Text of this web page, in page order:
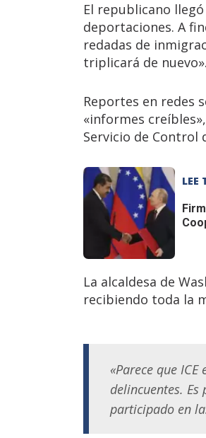
El republicano
deportaciones. A
redadas de
triplicará de nuevo».
Reportes en redes
«informes
Servicio de Control
LEE
La alcaldesa de
recibiendo toda la
«Parece que
delincuentes.
participado en